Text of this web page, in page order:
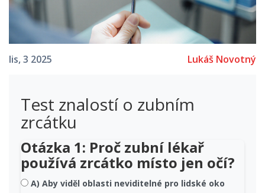
lis, 3 2025 Lukáš Novotný
Test znalostí o zubním
zrcátku
Otázka 1: Proč zubní lékař
používá zrcátko místo jen očí?
A) Aby viděl oblasti neviditelné pro lidské oko